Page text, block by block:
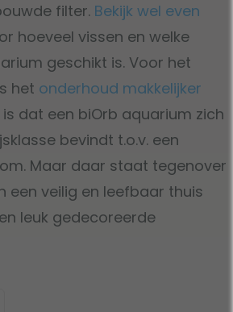
filter. Bekijk wel even
hoeveel vissen en welke
geschikt is. Voor het
het onderhoud makkelijker
dat een biOrb aquarium zich
bevindt t.o.v. een
Maar daar staat tegenover
een veilig en leefbaar thuis
leuk gedecoreerde